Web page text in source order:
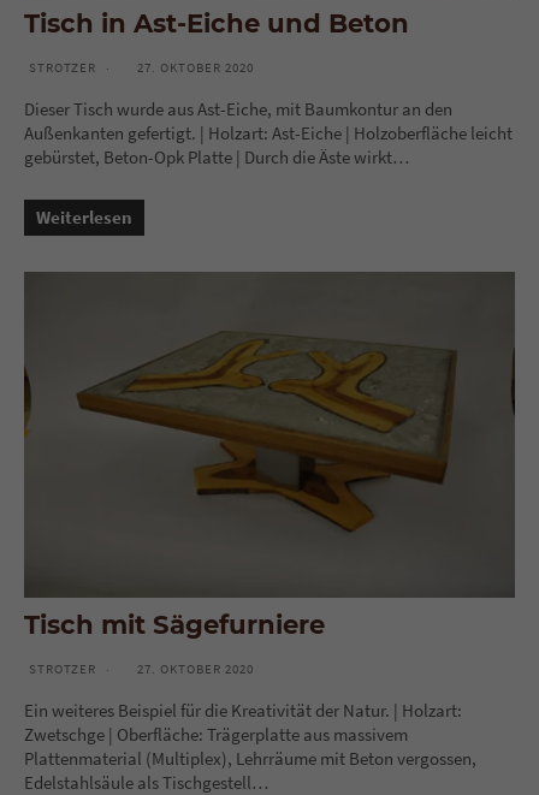
Tisch in Ast-Eiche und Beton
STROTZER 27. OKTOBER 2020
Dieser Tisch wurde aus Ast-Eiche, mit Baumkontur an den
Außenkanten gefertigt. | Holzart: Ast-Eiche | Holzoberfläche leicht
gebürstet, Beton-Opk Platte | Durch die Äste wirkt…
Weiterlesen
Tisch mit Sägefurniere
STROTZER 27. OKTOBER 2020
Ein weiteres Beispiel für die Kreativität der Natur. | Holzart:
Zwetschge | Oberfläche: Trägerplatte aus massivem
Plattenmaterial (Multiplex), Lehrräume mit Beton vergossen,
Edelstahlsäule als Tischgestell…